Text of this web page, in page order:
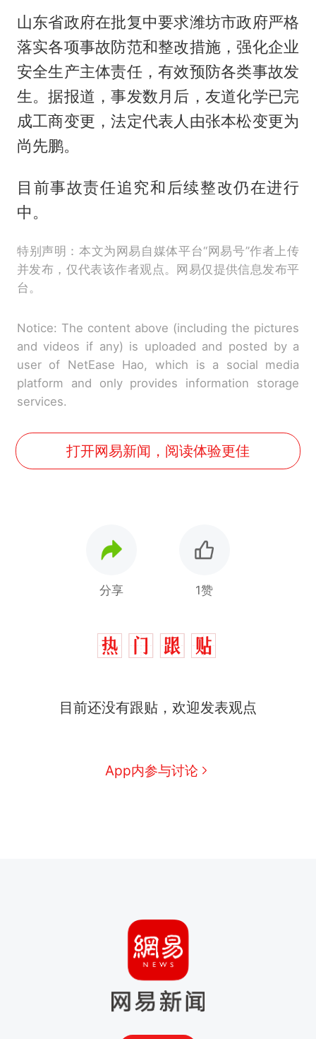
山东省政府在批复中要求潍坊市政府严格
落实各项事故防范和整改措施，强化企业
安全生产主体责任，有效预防各类事故发
生。据报道，事发数月后，友道化学已完
成工商变更，法定代表人由张本松变更为
尚先鹏。
目前事故责任追究和后续整改仍在进行
中。
特别声明：本文为网易自媒体平台“网易号”作者上传
并发布，仅代表该作者观点。网易仅提供信息发布平
台。
Notice: The content above (including the pictures
and videos if any) is uploaded and posted by a
user of NetEase Hao, which is a social media
platform and only provides information storage
services.
打开网易新闻，阅读体验更佳
分享 1赞
目前还没有跟贴，欢迎发表观点
App内参与讨论